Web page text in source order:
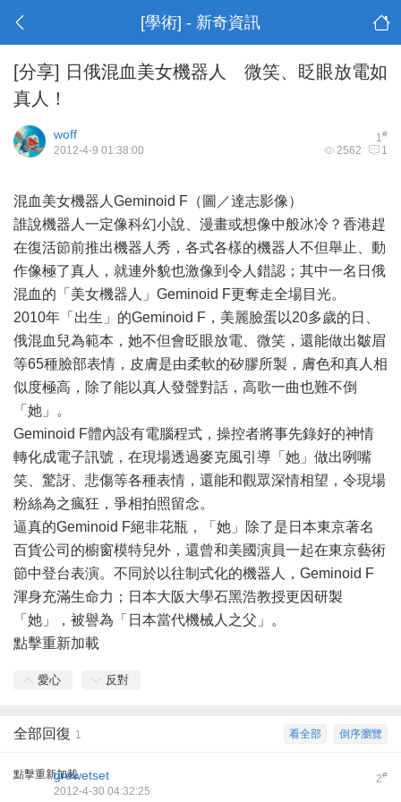
[學術] - 新奇資訊
[分享] 日俄混血美女機器人 微笑、眨眼放電如
真人！
1#
woff
2562 1
2012-4-9 01:38:00
混血美女機器人Geminoid F（圖／達志影像）
誰說機器人一定像科幻小說、漫畫或想像中般冰冷？香港趕
在復活節前推出機器人秀，各式各樣的機器人不但舉止、動
作像極了真人，就連外貌也激像到令人錯認；其中一名日俄
混血的「美女機器人」Geminoid F更奪走全場目光。
2010年「出生」的Geminoid F，美麗臉蛋以20多歲的日、
俄混血兒為範本，她不但會眨眼放電、微笑，還能做出皺眉
等65種臉部表情，皮膚是由柔軟的矽膠所製，膚色和真人相
似度極高，除了能以真人發聲對話，高歌一曲也難不倒
「她」。
Geminoid F體內設有電腦程式，操控者將事先錄好的神情
轉化成電子訊號，在現場透過麥克風引導「她」做出咧嘴
笑、驚訝、悲傷等各種表情，還能和觀眾深情相望，令現場
粉絲為之瘋狂，爭相拍照留念。
逼真的Geminoid F絕非花瓶，「她」除了是日本東京著名
百貨公司的櫥窗模特兒外，還曾和美國演員一起在東京藝術
節中登台表演。不同於以往制式化的機器人，Geminoid F
渾身充滿生命力；日本大阪大學石黑浩教授更因研製
「她」，被譽為「日本當代機械人之父」。
點擊重新加載
愛心 反對
倒序瀏覽
看全部
全部回復 1
點擊重新加載 2#
grewetset
2012-4-30 04:32:25